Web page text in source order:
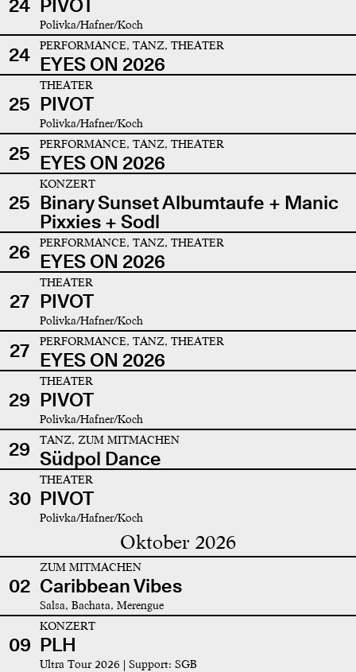
24 PIVOT
Polivka/Hafner/Koch
24 PERFORMANCE, TANZ, THEATER
EYES ON 2026
25
THEATER
PIVOT
Polivka/Hafner/Koch
25 PERFORMANCE, TANZ, THEATER
EYES ON 2026
25
KONZERT
Binary Sunset Albumtaufe + Manic
Pixxies + Sodl
26
PERFORMANCE, TANZ, THEATER
EYES ON 2026
27
THEATER
PIVOT
Polivka/Hafner/Koch
27 PERFORMANCE, TANZ, THEATER
EYES ON 2026
29
THEATER
PIVOT
Polivka/Hafner/Koch
29 TANZ, ZUM MITMACHEN
Südpol Dance
30
THEATER
PIVOT
Polivka/Hafner/Koch
Oktober 2026
02
ZUM MITMACHEN
Caribbean Vibes
Salsa, Bachata, Merengue
09
KONZERT
PLH
Ultra Tour 2026 | Support: SGB